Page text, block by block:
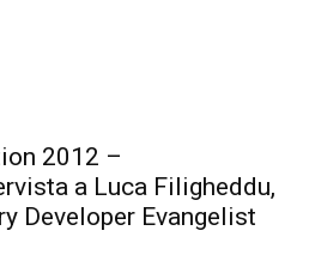
2012 –
a Luca Filigheddu,
Developer Evangelist